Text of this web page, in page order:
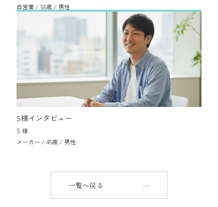
自営業 / 55歳 / 男性
S様インタビュー
S 様
メーカー / 45歳 / 男性
一覧へ戻る